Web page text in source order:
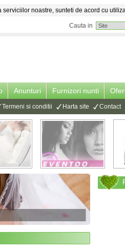
noastre, sunteti de acord cu
Cauta in
Anunturi Furnizori nunti
Termeni si conditii Harta site Contact